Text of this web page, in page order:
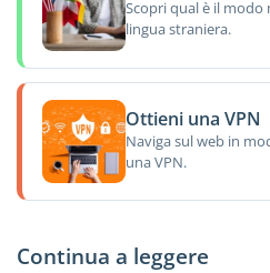
Scopri qual è il
lingua straniera.
Ottieni una VPN
Naviga sul web in
una VPN.
Continua a leggere